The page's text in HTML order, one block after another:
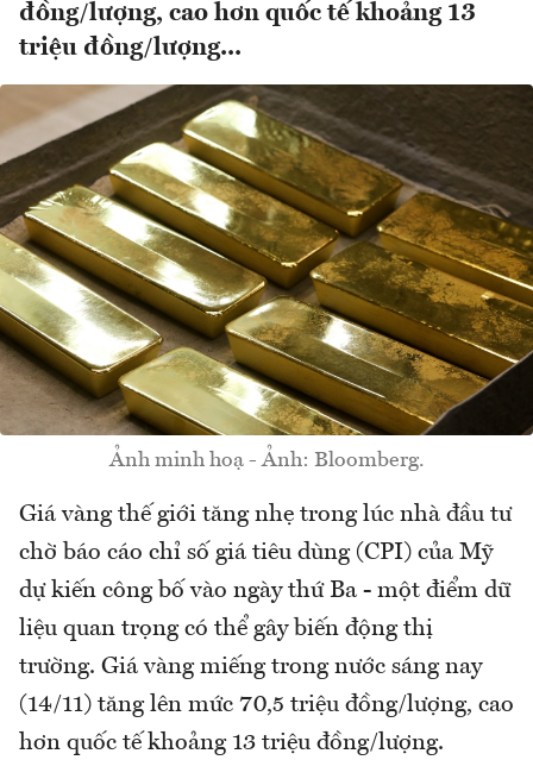
đồng/lượng, cao hơn quốc tế khoảng 13
triệu đồng/lượng...
Ảnh minh hoạ - Ảnh: Bloomberg.
Giá vàng thế giới tăng nhẹ trong lúc nhà đầu tư
chờ báo cáo chỉ số giá tiêu dùng (CPI) của Mỹ
dự kiến công bố vào ngày thứ Ba - một điểm dữ
liệu quan trọng có thể gây biến động thị
trường. Giá vàng miếng trong nước sáng nay
(14/11) tăng lên mức 70,5 triệu đồng/lượng, cao
hơn quốc tế khoảng 13 triệu đồng/lượng.